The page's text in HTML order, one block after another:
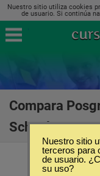
Nuestro sitio utiliza cookies
de usuario. Si continúa
Compara
School en
Nuestro sitio
terceros para
de usuario.
su uso?